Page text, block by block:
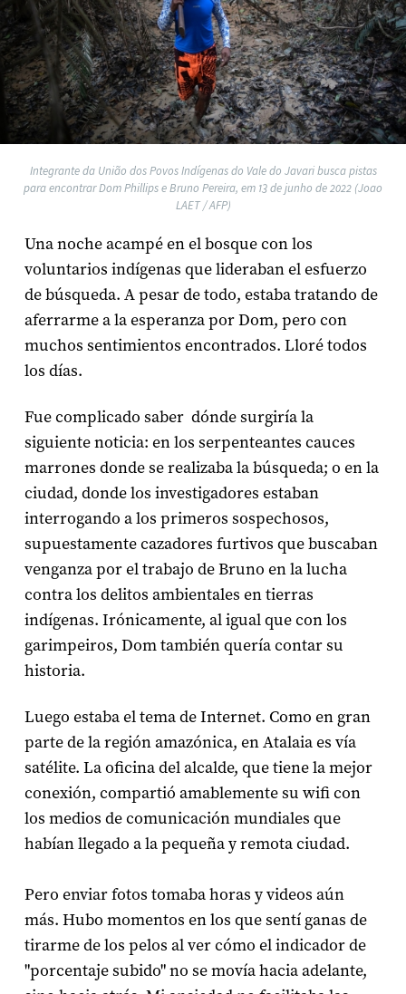
Integrante da União dos Povos Indígenas do Vale do Javari busca pistas
para encontrar Dom Phillips e Bruno Pereira, em 13 de junho de 2022 (Joao
LAET / AFP)
Una noche acampé en el bosque con los
voluntarios indígenas que lideraban el esfuerzo
de búsqueda. A pesar de todo, estaba tratando de
aferrarme a la esperanza por Dom, pero con
muchos sentimientos encontrados. Lloré todos
los días.
Fue complicado saber dónde surgiría la
siguiente noticia: en los serpenteantes cauces
marrones donde se realizaba la búsqueda; o en la
ciudad, donde los investigadores estaban
interrogando a los primeros sospechosos,
supuestamente cazadores furtivos que buscaban
venganza por el trabajo de Bruno en la lucha
contra los delitos ambientales en tierras
indígenas. Irónicamente, al igual que con los
garimpeiros, Dom también quería contar su
historia.
Luego estaba el tema de Internet. Como en gran
parte de la región amazónica, en Atalaia es vía
satélite. La oficina del alcalde, que tiene la mejor
conexión, compartió amablemente su wifi con
los medios de comunicación mundiales que
habían llegado a la pequeña y remota ciudad.
Pero enviar fotos tomaba horas y videos aún
más. Hubo momentos en los que sentí ganas de
tirarme de los pelos al ver cómo el indicador de
"porcentaje subido" no se movía hacia adelante,